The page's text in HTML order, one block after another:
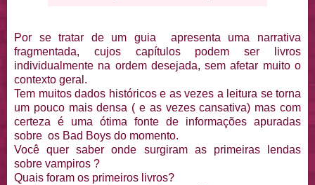
Por se tratar de um guia apresenta uma narrativa
fragmentada, cujos capítulos podem ser livros
individualmente na ordem desejada, sem afetar muito o
contexto geral.
Tem muitos dados históricos e as vezes a leitura se torna
um pouco mais densa ( e as vezes cansativa) mas com
certeza é uma ótima fonte de informações apuradas
sobre os Bad Boys do momento.
Você quer saber onde surgiram as primeiras lendas
sobre vampiros ?
Quais foram os primeiros livros?